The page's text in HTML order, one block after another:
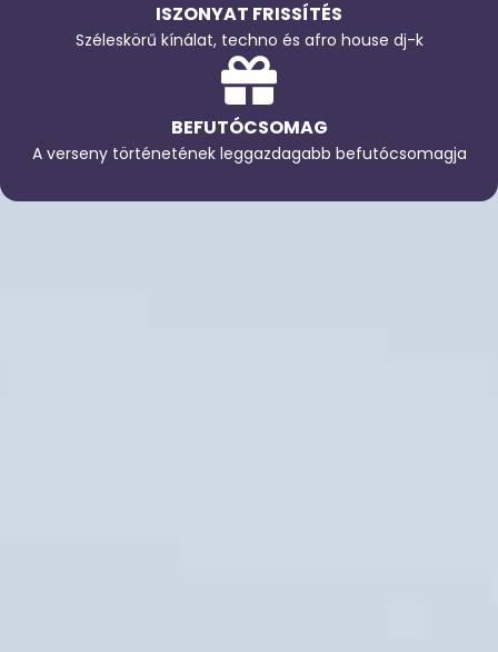
ISZONYAT FRISSÍTÉS
Széleskörű kínálat, techno és afro house dj-k
BEFUTÓCSOMAG
A verseny történetének leggazdagabb befutócsomagja